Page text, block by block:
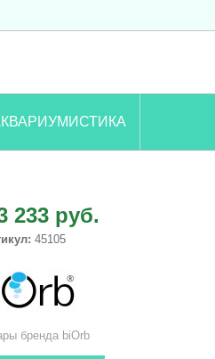
233 руб.
45105
бренда biOrb